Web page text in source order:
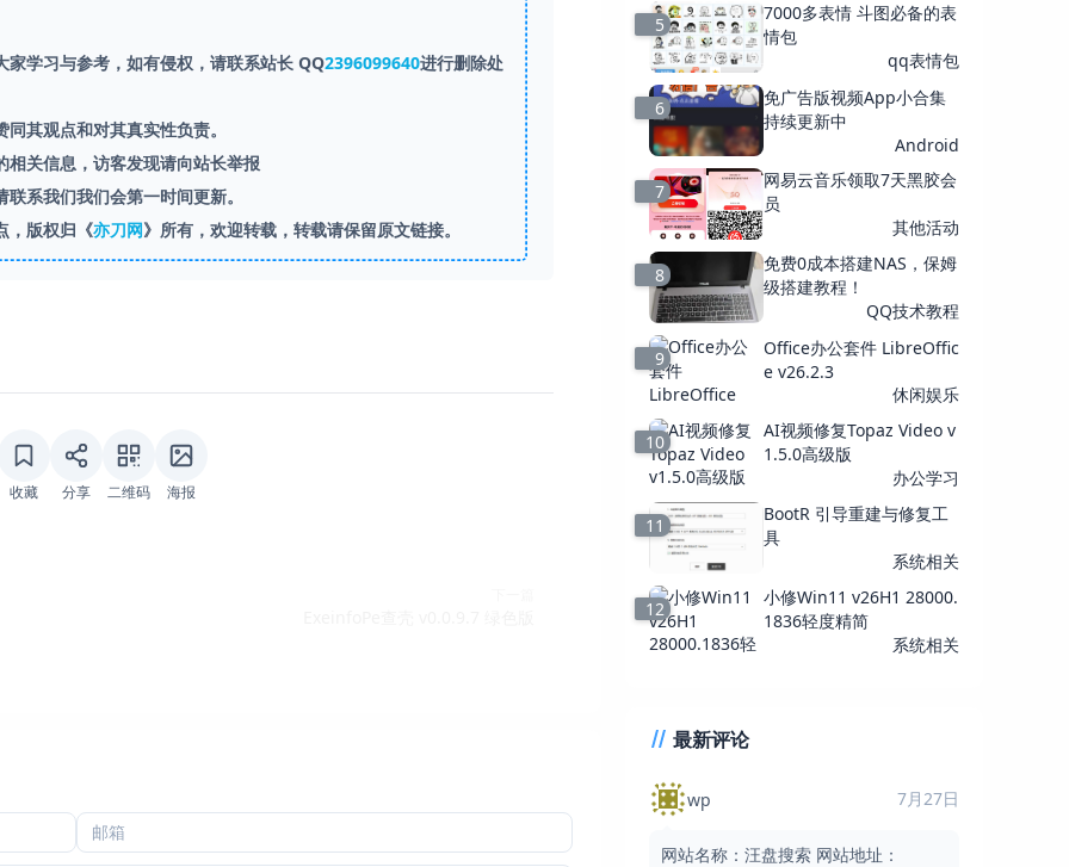
学习与参考，如有侵权，请联系站长 QQ2396099640进行删除处
其观点和对其真实性负责。
关信息，访客发现请向站长举报
系我们我们会第一时间更新。
，版权归《亦刀网》所有，欢迎转载，转载请保留原文链接。
收藏 分享 二维码 海报
5
7000多表情 斗图必备的表
情包
qq表情包
6
免广告版视频App小合集
持续更新中
Android
7
网易云音乐领取7天黑胶会
员
其他活动
8
免费0成本搭建NAS，保姆
级搭建教程！
QQ技术教程
9
Office办公套件 LibreOffic
e v26.2.3
休闲娱乐
10
AI视频修复Topaz Video v
1.5.0高级版
办公学习
11
BootR 引导重建与修复工
具
系统相关
12
小修Win11 v26H1 28000.
1836轻度精简
系统相关
最新评论
wp 7月27日
网站名称：汪盘搜索 网站地址：